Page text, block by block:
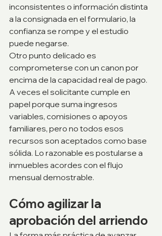
inconsistentes o información distinta
a la consignada en el formulario, la
confianza se rompe y el estudio
puede negarse.
Otro punto delicado es
comprometerse con un canon por
encima de la capacidad real de pago.
A veces el solicitante cumple en
papel porque suma ingresos
variables, comisiones o apoyos
familiares, pero no todos esos
recursos son aceptados como base
sólida. Lo razonable es postularse a
inmuebles acordes con el flujo
mensual demostrable.
Cómo agilizar la
aprobación del arriendo